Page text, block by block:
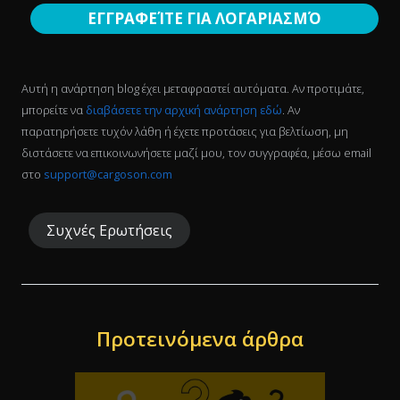
ΕΓΓΡΑΦΕΊΤΕ ΓΙΑ ΛΟΓΑΡΙΑΣΜΌ
Αυτή η ανάρτηση blog έχει μεταφραστεί αυτόματα. Αν προτιμάτε,
μπορείτε να διαβάσετε την αρχική ανάρτηση εδώ. Αν
παρατηρήσετε τυχόν λάθη ή έχετε προτάσεις για βελτίωση, μη
διστάσετε να επικοινωνήσετε μαζί μου, τον συγγραφέα, μέσω email
στο support@cargoson.com
Συχνές Ερωτήσεις
Προτεινόμενα άρθρα